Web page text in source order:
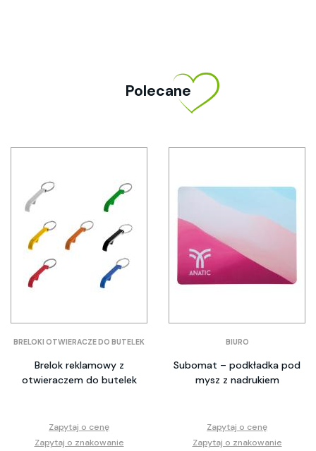
Polecane
BRELOKI OTWIERACZE DO BUTELEK
Brelok reklamowy z
otwieraczem do butelek
Zapytaj o cenę
Zapytaj o znakowanie
BIURO
Subomat – podkładka pod
mysz z nadrukiem
Zapytaj o cenę
Zapytaj o znakowanie